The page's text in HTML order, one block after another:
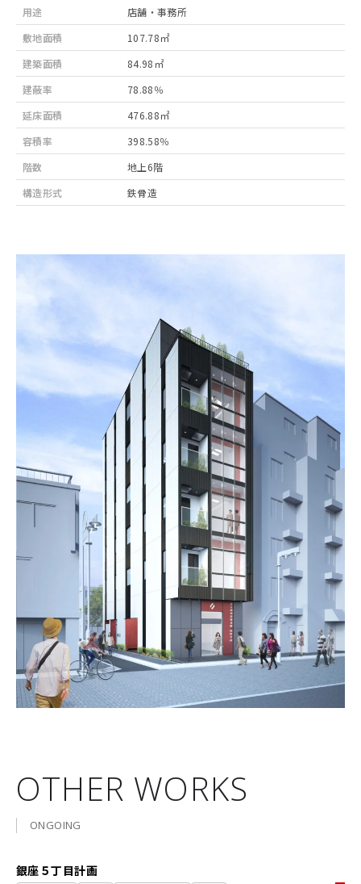
用途
店舗・事務所
敷地面積
107.78㎡
建築面積
84.98㎡
建蔽率
78.88％
延床面積
476.88㎡
容積率
398.58％
階数
地上6階
構造形式
鉄骨造
OTHER WORKS
ONGOING
銀座５丁目計画